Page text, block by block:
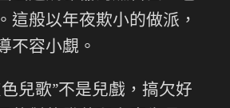
這般以年夜欺小的做派，
不容小覷。
兒歌”不是兒戲，搞欠好